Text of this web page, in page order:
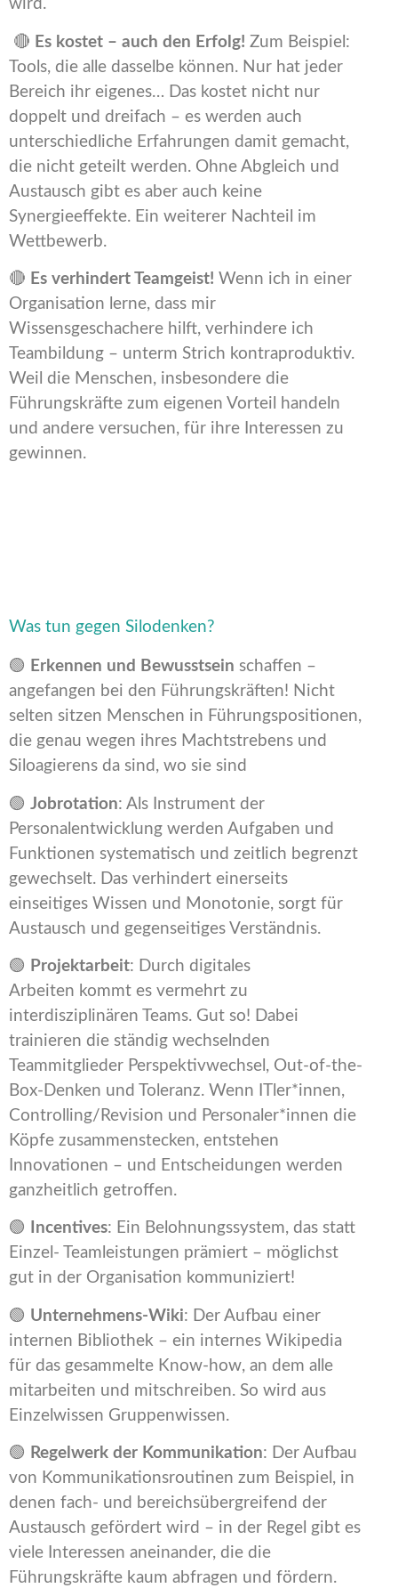
wird.
🔴 Es kostet – auch den Erfolg! Zum Beispiel:
Tools, die alle dasselbe können. Nur hat jeder
Bereich ihr eigenes… Das kostet nicht nur
doppelt und dreifach – es werden auch
unterschiedliche Erfahrungen damit gemacht,
die nicht geteilt werden. Ohne Abgleich und
Austausch gibt es aber auch keine
Synergieeffekte. Ein weiterer Nachteil im
Wettbewerb.
🔴 Es verhindert Teamgeist! Wenn ich in einer
Organisation lerne, dass mir
Wissensgeschachere hilft, verhindere ich
Teambildung – unterm Strich kontraproduktiv.
Weil die Menschen, insbesondere die
Führungskräfte zum eigenen Vorteil handeln
und andere versuchen, für ihre Interessen zu
gewinnen.
Was tun gegen Silodenken?
🟢 Erkennen und Bewusstsein schaffen –
angefangen bei den Führungskräften! Nicht
selten sitzen Menschen in Führungspositionen,
die genau wegen ihres Machtstrebens und
Siloagierens da sind, wo sie sind
🟢 Jobrotation: Als Instrument der
Personalentwicklung werden Aufgaben und
Funktionen systematisch und zeitlich begrenzt
gewechselt. Das verhindert einerseits
einseitiges Wissen und Monotonie, sorgt für
Austausch und gegenseitiges Verständnis.
🟢 Projektarbeit: Durch digitales
Arbeiten kommt es vermehrt zu
interdisziplinären Teams. Gut so! Dabei
trainieren die ständig wechselnden
Teammitglieder Perspektivwechsel, Out-of-the-
Box-Denken und Toleranz. Wenn ITler*innen,
Controlling/Revision und Personaler*innen die
Köpfe zusammenstecken, entstehen
Innovationen – und Entscheidungen werden
ganzheitlich getroffen.
🟢 Incentives: Ein Belohnungssystem, das statt
Einzel- Teamleistungen prämiert – möglichst
gut in der Organisation kommuniziert!
🟢 Unternehmens-Wiki: Der Aufbau einer
internen Bibliothek – ein internes Wikipedia
für das gesammelte Know-how, an dem alle
mitarbeiten und mitschreiben. So wird aus
Einzelwissen Gruppenwissen.
🟢 Regelwerk der Kommunikation: Der Aufbau
von Kommunikationsroutinen zum Beispiel, in
denen fach- und bereichsübergreifend der
Austausch gefördert wird – in der Regel gibt es
viele Interessen aneinander, die die
Führungskräfte kaum abfragen und fördern.